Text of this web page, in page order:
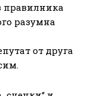
правилника
разумна
от друга